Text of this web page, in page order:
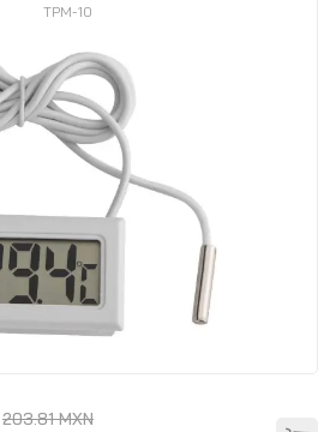
TPM-10
203.81 MXN